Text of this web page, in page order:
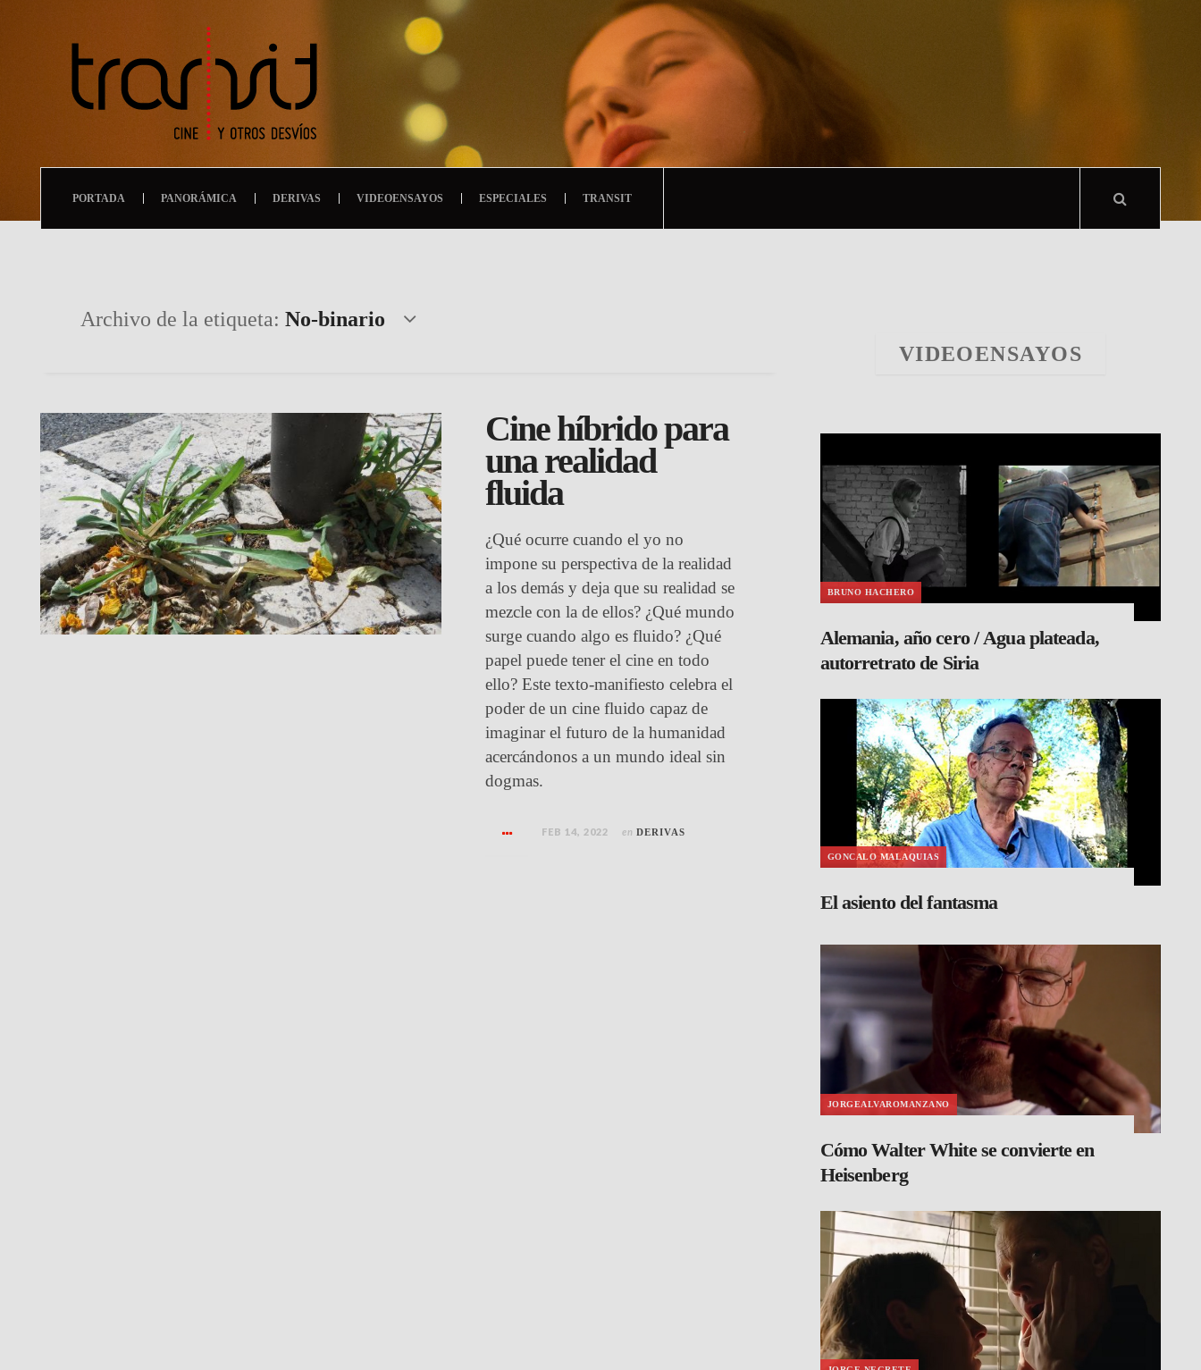
PORTADA PANORÁMICA DERIVAS VIDEOENSAYOS ESPECIALES TRANSIT
Archivo de la etiqueta: No-binario
Cine híbrido para
una realidad
fluida
¿Qué ocurre cuando el yo no
impone su perspectiva de la realidad
a los demás y deja que su realidad se
mezcle con la de ellos? ¿Qué mundo
surge cuando algo es fluido? ¿Qué
papel puede tener el cine en todo
ello? Este texto-manifiesto celebra el
poder de un cine fluido capaz de
imaginar el futuro de la humanidad
acercándonos a un mundo ideal sin
dogmas.
FEB 14, 2022 en DERIVAS
VIDEOENSAYOS
BRUNO HACHERO
Alemania, año cero / Agua plateada,
autorretrato de Siria
GONCALO MALAQUIAS
El asiento del fantasma
JORGEALVAROMANZANO
Cómo Walter White se convierte en
Heisenberg